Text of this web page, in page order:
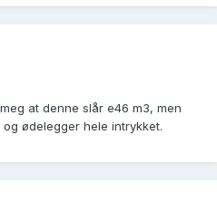
at denne slår e46 m3, men
ødelegger hele intrykket.